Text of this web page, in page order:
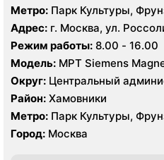
Метро: Парк Культуры,
Адрес: г. Москва, ул.
Режим работы: 8.00 - 16.00
Модель: МРТ Siemens
Toshiba Aquilion 160
Округ: Центральный
Район: Хамовники
Метро: Парк Культуры,
Город: Москва